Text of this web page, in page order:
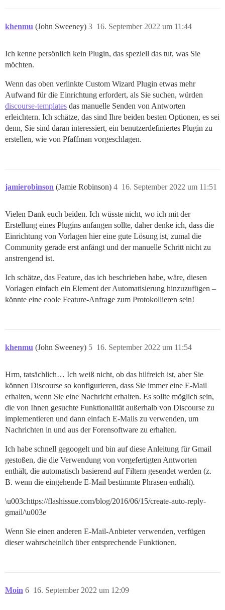
khenmu (John Sweeney) 16. September 2022 um 11:44
3
Ich kenne persönlich kein Plugin, das speziell das tut, was Sie
möchten.
Wenn das oben verlinkte Custom Wizard Plugin etwas mehr
Aufwand für die Einrichtung erfordert, als Sie suchen, würden
discourse-templates das manuelle Senden von Antworten
erleichtern. Ich schätze, das sind Ihre beiden besten Optionen, es sei
denn, Sie sind daran interessiert, ein benutzerdefiniertes Plugin zu
erstellen, wie von Pfaffman vorgeschlagen.
jamierobinson (Jamie Robinson) 16. September 2022 um 11:51
4
Vielen Dank euch beiden. Ich wüsste nicht, wo ich mit der
Erstellung eines Plugins anfangen sollte, daher denke ich, dass die
Einrichtung von Vorlagen hier eine gute Lösung ist, zumal die
Community gerade erst anfängt und der manuelle Schritt nicht zu
anstrengend ist.
Ich schätze, das Feature, das ich beschrieben habe, wäre, diesen
Vorlagen einfach ein Element der Automatisierung hinzuzufügen –
könnte eine coole Feature-Anfrage zum Protokollieren sein!
khenmu (John Sweeney) 16. September 2022 um 11:54
5
Hrm, tatsächlich… Ich weiß nicht, ob das hilfreich ist, aber Sie
können Discourse so konfigurieren, dass Sie immer eine E-Mail
erhalten, wenn Sie eine Nachricht erhalten. Es sollte möglich sein,
die von Ihnen gesuchte Funktionalität außerhalb von Discourse zu
implementieren und dann einfach E-Mails zu verwenden, um
Nachrichten in und aus der Forensoftware zu erhalten.
Ich habe schnell gegoogelt und bin auf diese Anleitung für Gmail
gestoßen, die die Verwendung von vorgefertigten Antworten
enthält, die automatisch basierend auf Filtern gesendet werden (z.
B. wenn die eingehende E-Mail bestimmte Phrasen enthält).
\u003chttps://flashissue.com/blog/2016/06/15/create-auto-reply-
gmail/\u003e
Wenn Sie einen anderen E-Mail-Anbieter verwenden, verfügen
dieser wahrscheinlich über entsprechende Funktionen.
Moin 16. September 2022 um 12:09
6